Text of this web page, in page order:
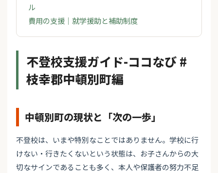
ル
費用の支援｜就学援助と補助制度
不登校支援ガイド-ココなび #
枝幸郡中頓別町編
中頓別町の現状と「次の一歩」
不登校は、いまや特別なことではありません。学校に行
けない・行きたくないという状態は、お子さんからの大
切なサインであることも多く、本人や保護者の努力不足